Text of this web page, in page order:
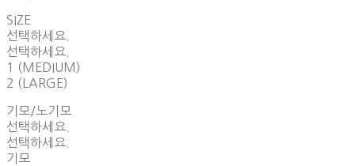
SIZE
선택하세요.
선택하세요.
1 (MEDIUM)
2 (LARGE)
기모/노기모
선택하세요.
선택하세요.
기모